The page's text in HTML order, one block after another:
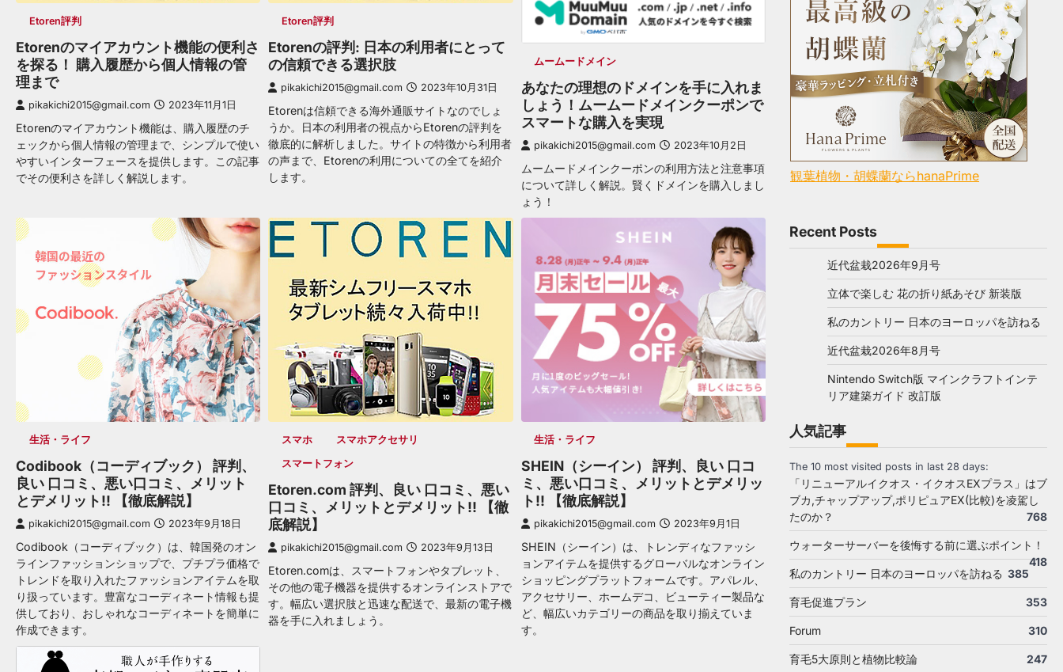
Etoren評判
Etorenのマイアカウント機能の便利さ
を探る！ 購入履歴から個人情報の管
理まで
pikakichi2015@gmail.com 2023年11月1日
Etorenのマイアカウント機能は、購入履歴のチ
ェックから個人情報の管理まで、シンプルで使い
やすいインターフェースを提供します。この記事
でその便利さを詳しく解説します。
Etoren評判
Etorenの評判: 日本の利用者にとって
の信頼できる選択肢
pikakichi2015@gmail.com 2023年10月31日
Etorenは信頼できる海外通販サイトなのでしょ
うか。日本の利用者の視点からEtorenの評判を
徹底的に解析しました。サイトの特徴から利用者
の声まで、Etorenの利用についての全てを紹介
します。
ムームードメイン
あなたの理想のドメインを手に入れま
しょう！ムームードメインクーポンで
スマートな購入を実現
pikakichi2015@gmail.com 2023年10月2日
ムームードメインクーポンの利用方法と注意事項
について詳しく解説。賢くドメインを購入しまし
ょう！
生活・ライフ
Codibook（コーディブック） 評判、
良い 口コミ、悪い口コミ、メリット
とデメリット!! 【徹底解説】
pikakichi2015@gmail.com 2023年9月18日
Codibook（コーディブック）は、韓国発のオン
ラインファッションショップで、プチプラ価格で
トレンドを取り入れたファッションアイテムを取
り扱っています。豊富なコーディネート情報も提
供しており、おしゃれなコーディネートを簡単に
作成できます。
スマホ
スマホアクセサリ
スマートフォン
Etoren.com 評判、良い 口コミ、悪い
口コミ、メリットとデメリット!! 【徹
底解説】
pikakichi2015@gmail.com 2023年9月13日
Etoren.comは、スマートフォンやタブレット、
その他の電子機器を提供するオンラインストアで
す。幅広い選択肢と迅速な配送で、最新の電子機
器を手に入れましょう。
生活・ライフ
SHEIN（シーイン） 評判、良い 口コ
ミ、悪い口コミ、メリットとデメリッ
ト!! 【徹底解説】
pikakichi2015@gmail.com 2023年9月1日
SHEIN（シーイン）は、トレンディなファッシ
ョンアイテムを提供するグローバルなオンライン
ショッピングプラットフォームです。アパレル、
アクセサリー、ホームデコ、ビューティー製品な
ど、幅広いカテゴリーの商品を取り揃えていま
す。
観葉植物・胡蝶蘭ならhanaPrime
Recent Posts
近代盆栽2026年9月号
立体で楽しむ 花の折り紙あそび 新装版
私のカントリー 日本のヨーロッパを訪ねる
近代盆栽2026年8月号
Nintendo Switch版 マインクラフトインテ
リア建築ガイド 改訂版
人気記事
The 10 most visited posts in last 28 days:
「リニューアルイクオス・イクオスEXプラス」はブ
ブカ,チャップアップ,ポリピュアEX(比較)を凌駕し
たのか？
768
ウォーターサーバーを後悔する前に選ぶポイント！
418
私のカントリー 日本のヨーロッパを訪ねる 385
育毛促進プラン 353
Forum 310
育毛5大原則と植物比較論 247